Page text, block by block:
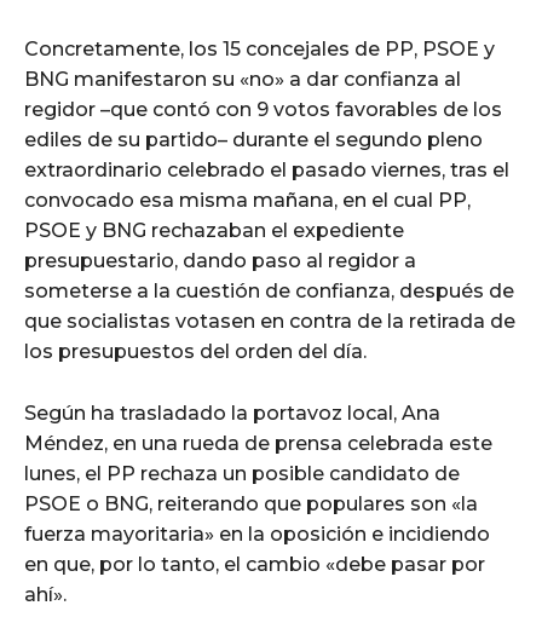
Concretamente, los 15 concejales de PP, PSOE y
BNG manifestaron su «no» a dar confianza al
regidor –que contó con 9 votos favorables de los
ediles de su partido– durante el segundo pleno
extraordinario celebrado el pasado viernes, tras el
convocado esa misma mañana, en el cual PP,
PSOE y BNG rechazaban el expediente
presupuestario, dando paso al regidor a
someterse a la cuestión de confianza, después de
que socialistas votasen en contra de la retirada de
los presupuestos del orden del día.
Según ha trasladado la portavoz local, Ana
Méndez, en una rueda de prensa celebrada este
lunes, el PP rechaza un posible candidato de
PSOE o BNG, reiterando que populares son «la
fuerza mayoritaria» en la oposición e incidiendo
en que, por lo tanto, el cambio «debe pasar por
ahí».